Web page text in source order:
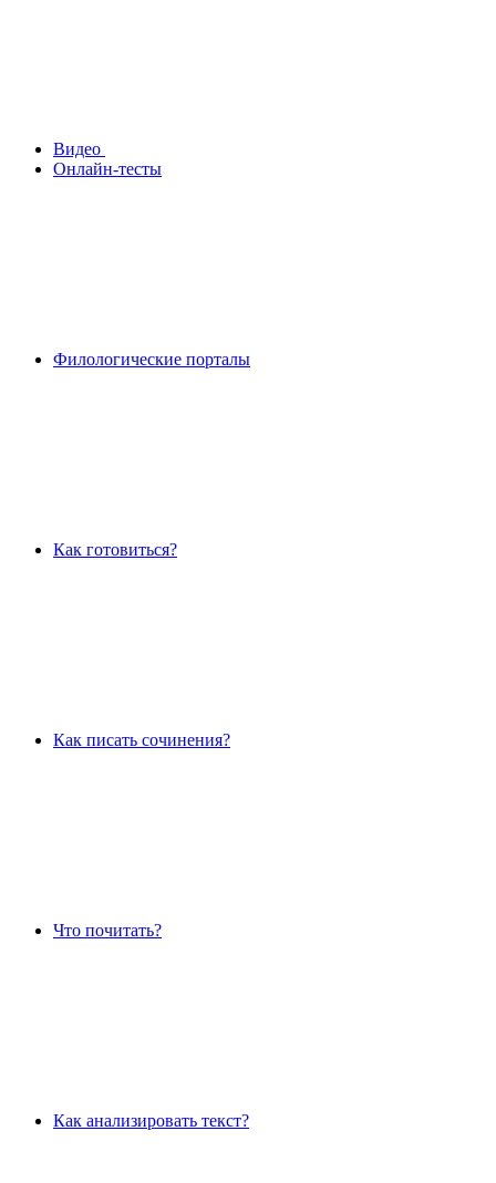
Видео
Онлайн-тесты
Филологические порталы
Как готовиться?
Как писать сочинения?
Что почитать?
Как анализировать текст?